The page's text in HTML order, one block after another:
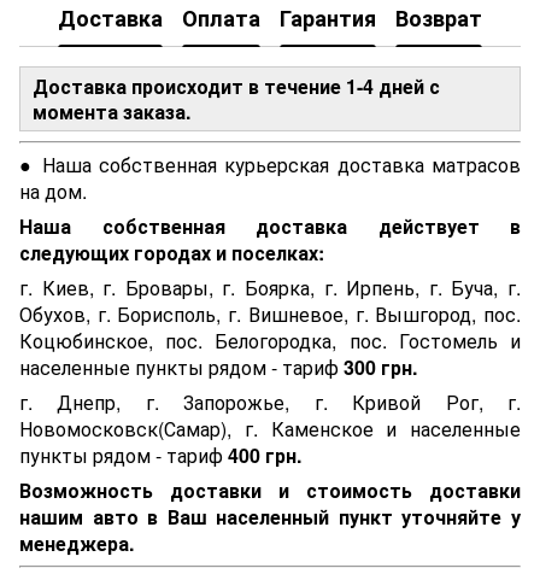
Доставка Оплата Гарантия Возврат
Доставка происходит в течение 1-4 дней с
момента заказа.
● Наша собственная курьерская доставка матрасов
на дом.
Наша собственная доставка действует в
следующих городах и поселках:
г. Киев, г. Бровары, г. Боярка, г. Ирпень, г. Буча, г.
Обухов, г. Борисполь, г. Вишневое, г. Вышгород, пос.
Коцюбинское, пос. Белогородка, пос. Гостомель и
населенные пункты рядом - тариф300 грн.
г. Днепр, г. Запорожье, г. Кривой Рог, г.
Новомосковск(Самар), г. Каменское и населенные
пункты рядом - тариф400 грн.
Возможность доставки и стоимость доставки
нашим авто в Ваш населенный пункт уточняйте у
менеджера.